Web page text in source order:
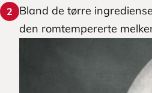
2
Bland de tørre
den romtempererte